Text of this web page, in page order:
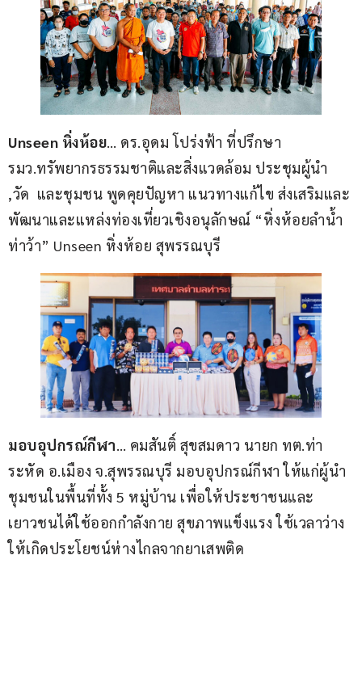
Unseen หิ่งห้อย… ดร.อุดม โปร่งฟ้า ที่ปรึกษา
รมว.ทรัพยากรธรรมชาติและสิ่งแวดล้อม ประชุมผู้นำ
,วัด  และชุมชน พูดคุยปัญหา แนวทางแก้ไข ส่งเสริมและ
พัฒนาและแหล่งท่องเที่ยวเชิงอนุลักษณ์ “หิ่งห้อยลำน้ำ
ท่าว้า” Unseen หิ่งห้อย สุพรรณบุรี
มอบอุปกรณ์กีฬา… คมสันติ์ สุขสมดาว นายก ทต.ท่า
ระหัด อ.เมือง จ.สุพรรณบุรี มอบอุปกรณ์กีฬา ให้แก่ผู้นำ
ชุมชนในพื้นที่ทั้ง 5 หมู่บ้าน เพื่อให้ประชาชนและ
เยาวชนได้ใช้ออกกำลังกาย สุขภาพแข็งแรง ใช้เวลาว่าง
ให้เกิดประโยชน์ห่างไกลจากยาเสพติด